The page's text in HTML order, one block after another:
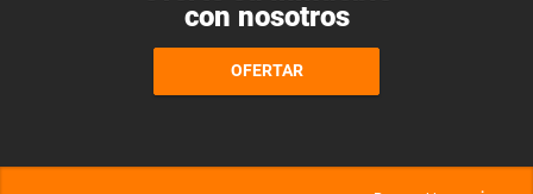
con nosotros
OFERTAR